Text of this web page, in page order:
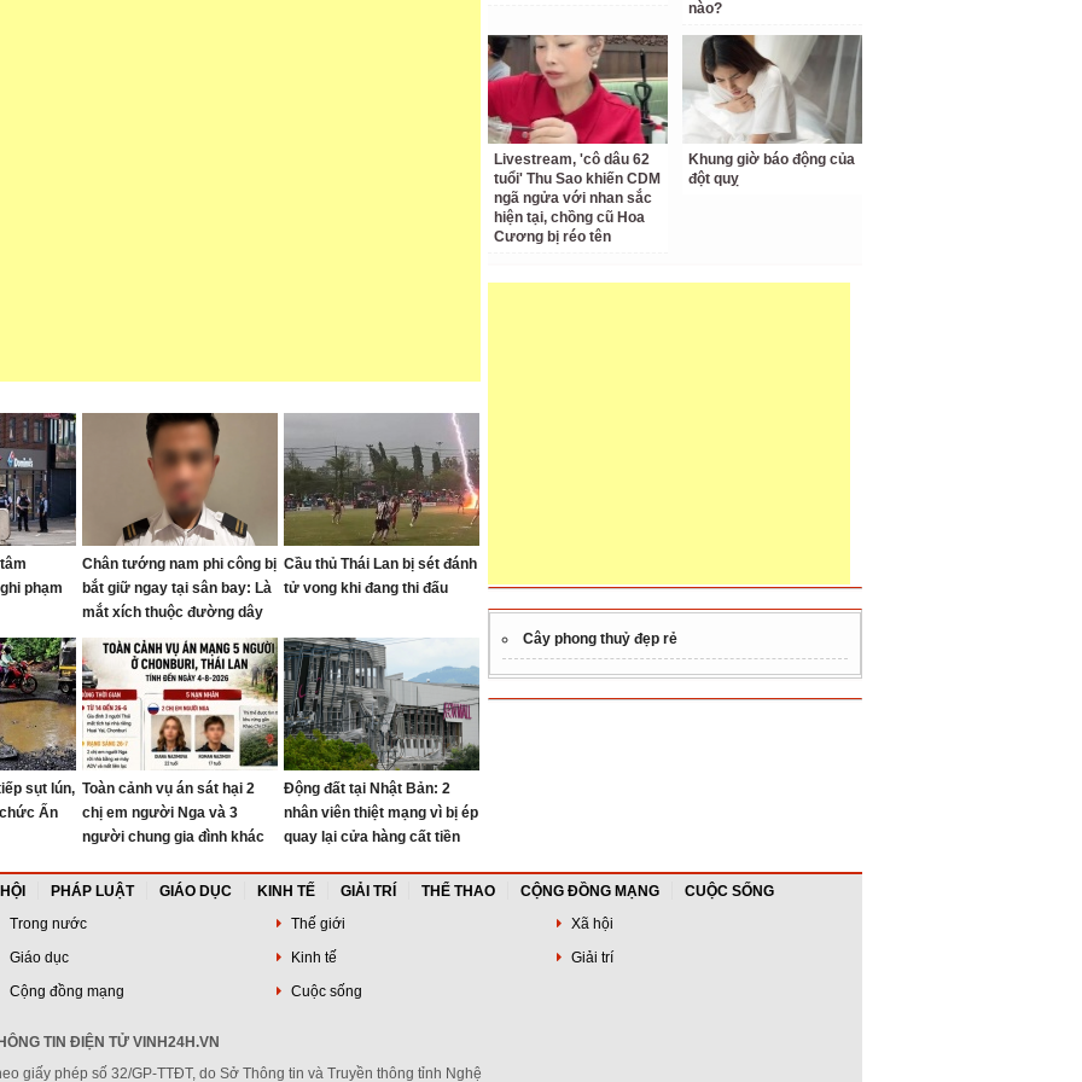
phạm
Chân tướng nam phi công bị
bắt giữ ngay tại sân bay: Là
mắt xích thuộc đường dây
buôn bán ma túy quốc tế
Cầu thủ Thái Lan bị sét đánh
tử vong khi đang thi đấu
sụt lún,
Ấn
Toàn cảnh vụ án sát hại 2
chị em người Nga và 3
người chung gia đình khác
Động đất tại Nhật Bản: 2
nhân viên thiệt mạng vì bị ép
quay lại cửa hàng cất tiền
nào?
Livestream, 'cô dâu 62
tuổi' Thu Sao khiến CDM
ngã ngửa với nhan sắc
hiện tại, chồng cũ Hoa
Cương bị réo tên
Khung giờ báo động của
đột quỵ
Cây phong thuỷ đẹp rẻ
PHÁP LUẬT GIÁO DỤC KINH TẾ GIẢI TRÍ THỂ THAO CỘNG ĐỒNG MẠNG
CUỘC SỐNG
Trong nước
Thế giới
Xã hội
Giáo dục
Kinh tế
Giải trí
Cộng đồng mạng
Cuộc sống
TIN ĐIỆN TỬ VINH24H.VN
giấy phép số 32/GP-TTĐT, do Sở Thông tin và Truyền thông tỉnh Nghệ